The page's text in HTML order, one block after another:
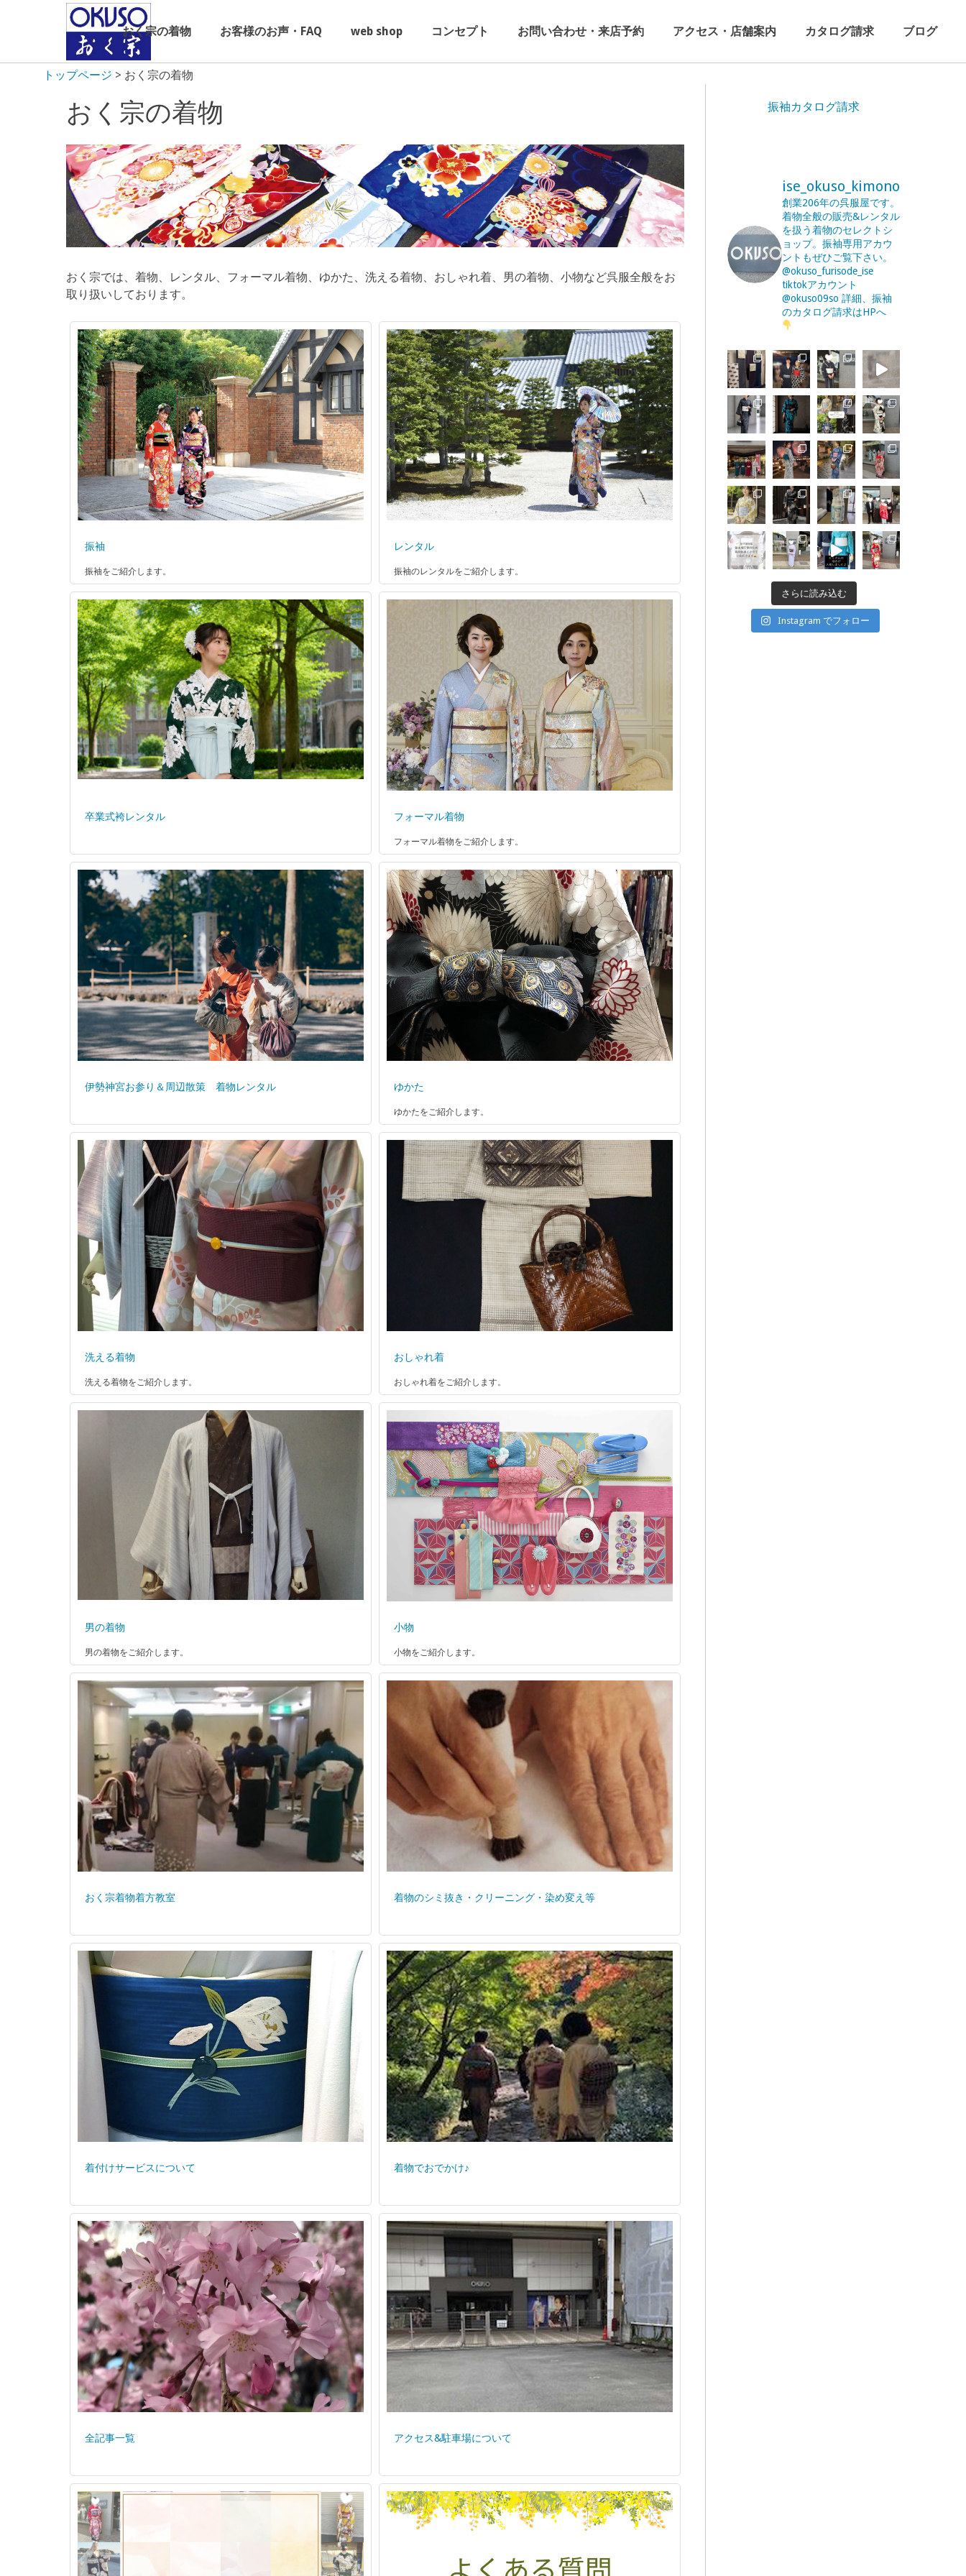
おく宗の着物 お客様のお声・FAQ web shop コンセプト お問い合わせ・来店予約 アクセス・店舗案内 カタログ請求 ブログ
トップページ > おく宗の着物
おく宗の着物
おく宗では、着物、レンタル、フォーマル着物、ゆかた、洗える着物、おしゃれ着、男の着物、小物など呉服全般をお
取り扱いしております。
振袖
振袖をご紹介します。
レンタル
振袖のレンタルをご紹介します。
卒業式袴レンタル フォーマル着物
フォーマル着物をご紹介します。
伊勢神宮お参り＆周辺散策 着物レンタル ゆかた
ゆかたをご紹介します。
洗える着物
洗える着物をご紹介します。
おしゃれ着
おしゃれ着をご紹介します。
男の着物
男の着物をご紹介します。
小物
小物をご紹介します。
おく宗着物着方教室 着物のシミ抜き・クリーニング・染め変え等
着付けサービスについて 着物でおでかけ♪
全記事一覧 アクセス&駐車場について
振袖カタログ請求
ise_okuso_kimono
創業206年の呉服屋です。
着物全般の販売&レンタル
を扱う着物のセレクトシ
ョップ。振袖専用アカウ
ントもぜひご覧下さい。
@okuso_furisode_ise
tiktokアカウント
@okuso09so 詳細、振袖
のカタログ請求はHPへ
さらに読み込む
Instagram でフォロー